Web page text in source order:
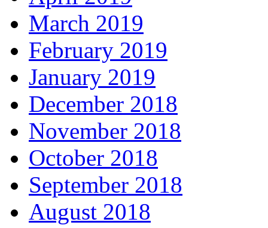
March 2019
February 2019
January 2019
December 2018
November 2018
October 2018
September 2018
August 2018